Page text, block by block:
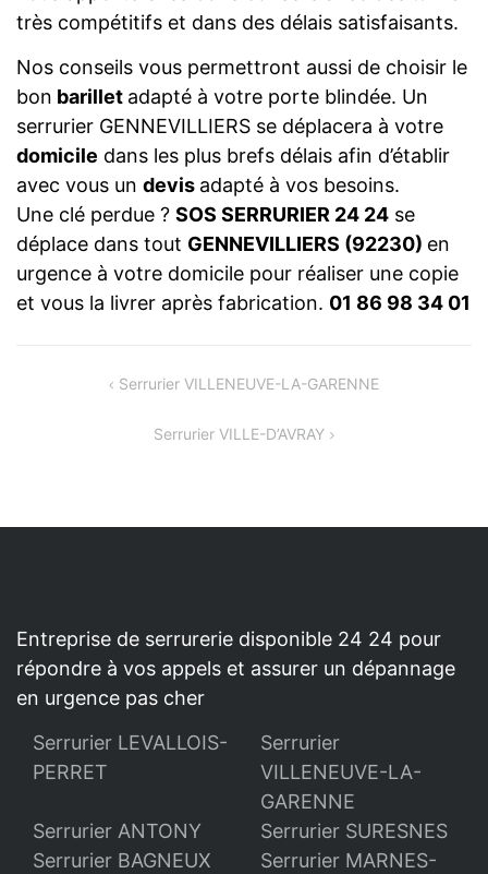
très compétitifs et dans des délais satisfaisants.
Nos conseils vous permettront aussi de choisir le
bon barillet adapté à votre porte blindée. Un
serrurier GENNEVILLIERS se déplacera à votre
domicile dans les plus brefs délais afin d’établir
avec vous un devis adapté à vos besoins.
Une clé perdue ? SOS SERRURIER 24 24 se
déplace dans tout GENNEVILLIERS (92230) en
urgence à votre domicile pour réaliser une copie
et vous la livrer après fabrication. 01 86 98 34 01
NAVIGATIONSerrurier VILLENEUVE-LA-GARENNE
Serrurier VILLE-D’AVRAY
Entreprise de serrurerie disponible 24 24 pour
répondre à vos appels et assurer un dépannage
en urgence pas cher
Serrurier LEVALLOIS-
PERRET
Serrurier
VILLENEUVE-LA-
GARENNE
Serrurier ANTONY
Serrurier SURESNES
Serrurier BAGNEUX
Serrurier MARNES-